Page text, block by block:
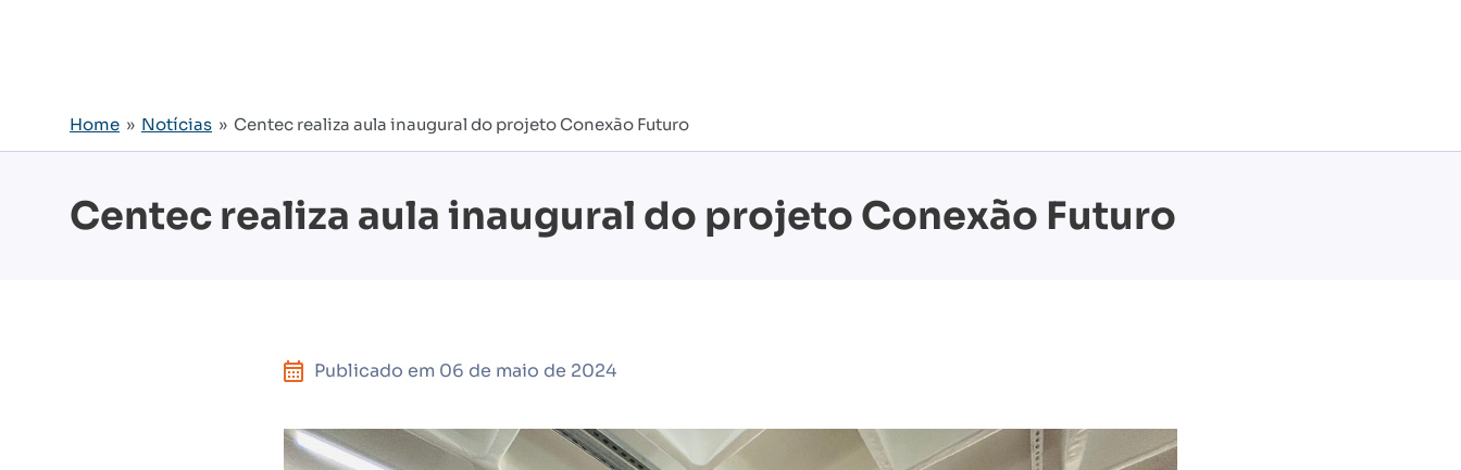
Home » Notícias » Centec realiza aula inaugural do projeto Conexão Futuro
Centec realiza aula inaugural do projeto Conexão Futuro
Publicado em 06 de maio de 2024